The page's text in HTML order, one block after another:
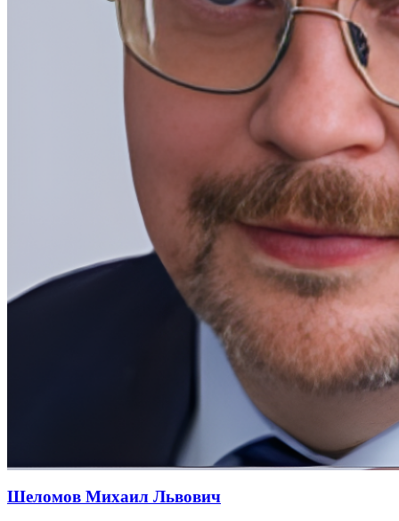
Шеломов Михаил Львович